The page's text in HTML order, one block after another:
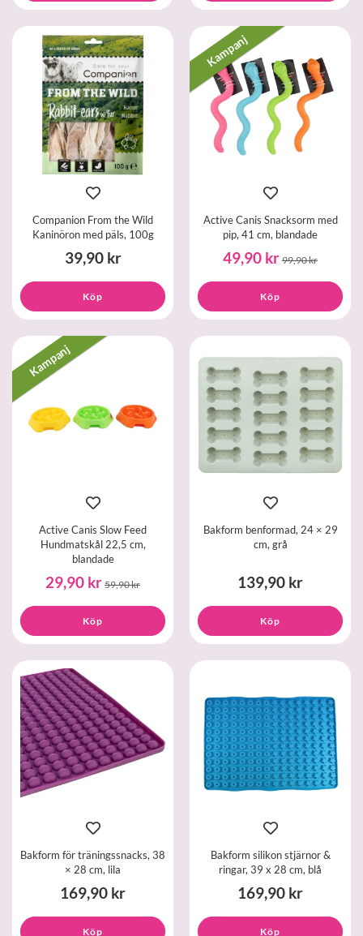
Companion From the Wild
Kaninöron med päls, 100g
39,90 kr
Köp
Kampanj
Active Canis Snacksorm med
pip, 41 cm, blandade
49,90 kr 99,90 kr
Köp
Kampanj
Active Canis Slow Feed
Hundmatskål 22,5 cm,
blandade
29,90 kr 59,90 kr
Köp
Bakform benformad, 24 × 29
cm, grå
139,90 kr
Köp
Bakform för träningssnacks, 38
× 28 cm, lila
169,90 kr
Köp
Bakform silikon stjärnor &
ringar, 39 x 28 cm, blå
169,90 kr
Köp